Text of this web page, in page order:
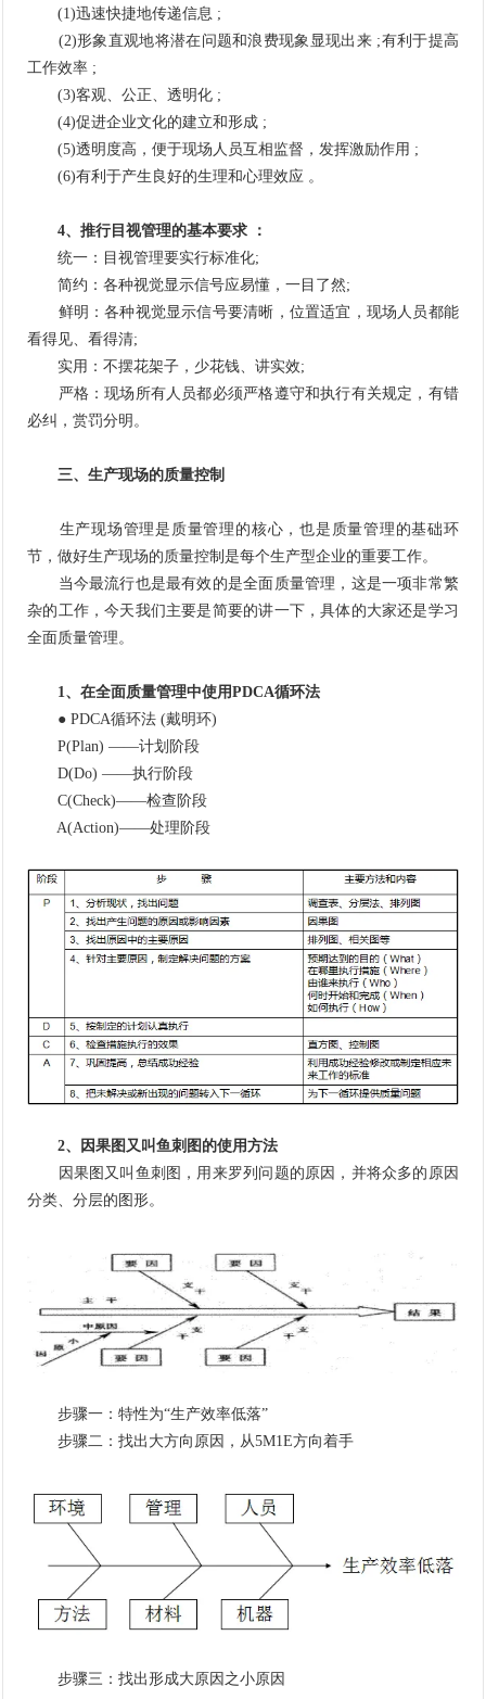
(1)迅速快捷地传递信息 ;
(2)形象直观地将潜在问题和浪费现象显现出来 ;有利于提高
工作效率 ;
(3)客观、公正、透明化 ;
(4)促进企业文化的建立和形成 ;
(5)透明度高，便于现场人员互相监督，发挥激励作用 ;
(6)有利于产生良好的生理和心理效应 。
4、推行目视管理的基本要求 ：
统一：目视管理要实行标准化;
简约：各种视觉显示信号应易懂，一目了然;
鲜明：各种视觉显示信号要清晰，位置适宜，现场人员都能
看得见、看得清;
实用：不摆花架子，少花钱、讲实效;
严格：现场所有人员都必须严格遵守和执行有关规定，有错
必纠，赏罚分明。
三、生产现场的质量控制
生产现场管理是质量管理的核心，也是质量管理的基础环
节，做好生产现场的质量控制是每个生产型企业的重要工作。
当今最流行也是最有效的是全面质量管理，这是一项非常繁
杂的工作，今天我们主要是简要的讲一下，具体的大家还是学习
全面质量管理。
1、在全面质量管理中使用PDCA循环法
● PDCA循环法 (戴明环)
P(Plan) ——计划阶段
D(Do) ——执行阶段
C(Check)——检查阶段
A(Action)——处理阶段
2、因果图又叫鱼刺图的使用方法
因果图又叫鱼刺图，用来罗列问题的原因，并将众多的原因
分类、分层的图形。
步骤一：特性为“生产效率低落”
步骤二：找出大方向原因，从5M1E方向着手
步骤三：找出形成大原因之小原因